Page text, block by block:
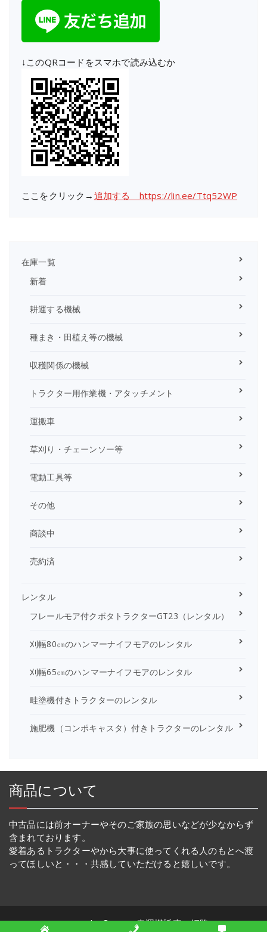
↓このQRコードをスマホで読み込むか
ここをクリック→ 追加する https://lin.ee/Ttq52WP
在庫一覧
新着
耕運する機械
種まき・田植え等の機械
収穫関係の機械
トラクター用作業機・アタッチメント
運搬車
草刈り・チェーンソー等
電動工具等
その他
商談中
売約済
レンタル
フレールモア付クボタトラクターGT23（レンタル）
刈幅80㎝のハンマーナイフモアのレンタル
刈幅65㎝のハンマーナイフモアのレンタル
畦塗機付きトラクターのレンタル
施肥機（コンポキャスタ）付きトラクターのレンタル
商品について
中古品には前オーナーやそのご家族の思いなどが少なからず
含まれております。
愛着あるトラクターやから大事に使ってくれる人のもとへ渡
ってほしいと・・・共感していただけると嬉しいです。
Copyright © 2026 幸運機販売・姫路